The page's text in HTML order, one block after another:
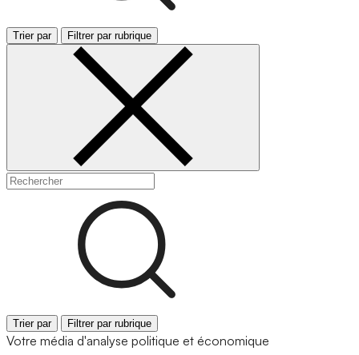
Trier par Filtrer par rubrique
Trier par Filtrer par rubrique
Votre média d'analyse politique et économique